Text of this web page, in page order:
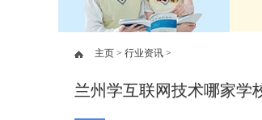
主页 > 行业资讯 >
兰州学互联网技术哪家学